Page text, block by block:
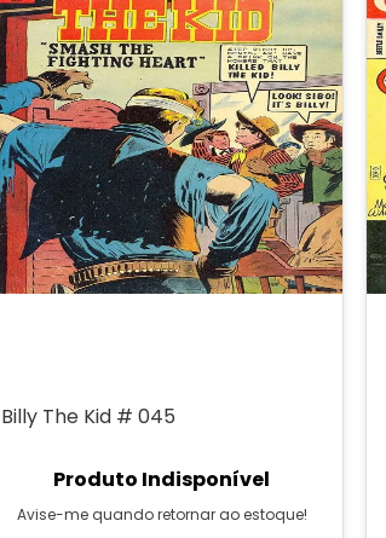
Billy The Kid # 045
Produto Indisponível
Avise-me quando retornar ao estoque!